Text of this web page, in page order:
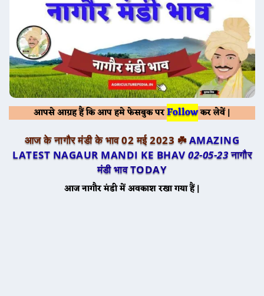
आपसे आग्रह हैं कि आप हमे फेसबुक परFollowकर लेवें |
आज के नागौर मंडी के भाव 02 मई 2023 ☘️AMAZING
LATEST NAGAUR MANDI KE BHAV 02-05-23नागौर
मंडी भाव TODAY
आज नागौर मंडी में अवकाश रखा गया हैं |